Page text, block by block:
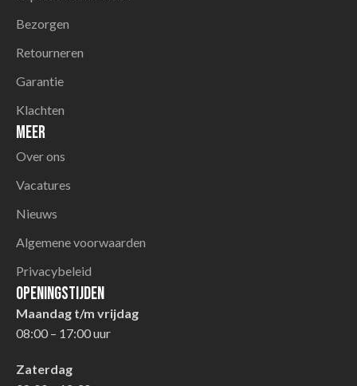
Bezorgen
Retourneren
Garantie
Klachten
Meer
Over ons
Vacatures
Nieuws
Algemene voorwaarden
Privacybeleid
Openingstijden
Maandag t/m vrijdag
08:00 – 17:00 uur
Zaterdag